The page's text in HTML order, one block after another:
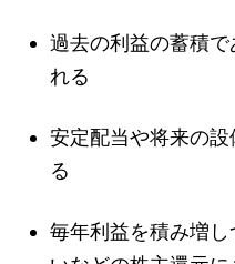
過去の利益の蓄積
れる
安定配当や将来の
る
毎年利益を積み増